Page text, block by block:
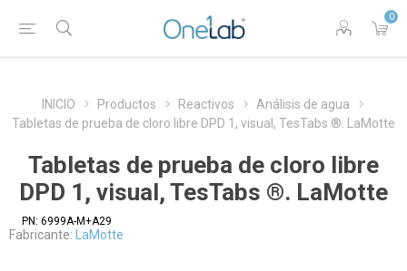
0
INICIO Productos Reactivos
Análisis de agua
Tabletas de prueba de cloro libre DPD 1, visual, TesTabs ®. LaMotte
Tabletas de prueba de cloro libre
DPD 1, visual, TesTabs ®. LaMotte
PN: 6999A-M+A29
Fabricante: LaMotte